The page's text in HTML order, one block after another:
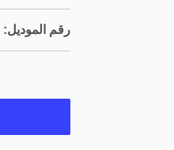
رقم الموديل: